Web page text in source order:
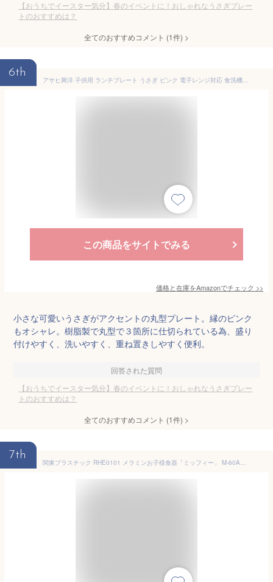
【おうちでイースター気分】春のイベントに！おしゃれなうさぎプレー
トのおすすめは？
全てのおすすめコメント (1件) >
6th
アサヒ興洋 子供用 ランチプレート うさぎ ピンク 電子レンジ対応 食洗機対応 日本製 セットで使える 子ども用 お子様用 もぐもぐシリーズ KD-210 長さ23.5×幅19.5×高さ2cm
この商品をサイトでみる
価格と在庫をAmazonでチェック >>
小さな可愛いうさぎがアクセントの丸型プレート。縁のピンク
もオシャレ。樹脂製で丸型で３箇所に仕切られている為、盛り
付けやすく、洗いやすく、重ね置きしやすく便利。
回答された質問
【おうちでイースター気分】春のイベントに！おしゃれなうさぎプレー
トのおすすめは？
全てのおすすめコメント (1件) >
7th
関東プラスチック RHE0101 メラミンお子様食器「ミッフィー」 M-60AAGフェイスプレート (M-60AAGフェイスプレート)